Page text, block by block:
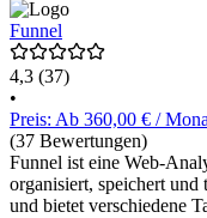
Funnel
4,3 (37)
•
Preis: Ab 360,00 € /
(37 Bewertungen)
Funnel ist eine Web-
organisiert, speichert und
und bietet verschiedene